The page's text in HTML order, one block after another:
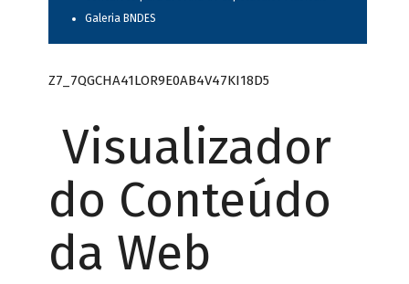
Galeria BNDES
Z7_7QGCHA41LOR9E0AB4V47KI18D5
Visualizador
do Conteúdo
da Web